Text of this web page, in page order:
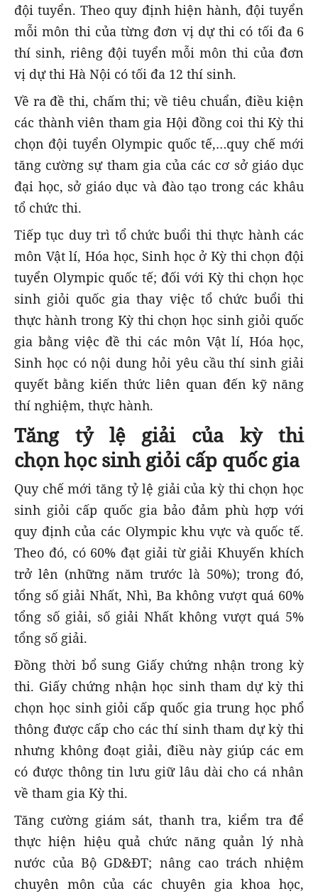
đội tuyển. Theo quy định hiện hành, đội tuyển
mỗi môn thi của từng đơn vị dự thi có tối đa 6
thí sinh, riêng đội tuyển mỗi môn thi của đơn
vị dự thi Hà Nội có tối đa 12 thí sinh.
Về ra đề thi, chấm thi; về tiêu chuẩn, điều kiện
các thành viên tham gia Hội đồng coi thi Kỳ thi
chọn đội tuyển Olympic quốc tế,…quy chế mới
tăng cường sự tham gia của các cơ sở giáo dục
đại học, sở giáo dục và đào tạo trong các khâu
tổ chức thi.
Tiếp tục duy trì tổ chức buổi thi thực hành các
môn Vật lí, Hóa học, Sinh học ở Kỳ thi chọn đội
tuyển Olympic quốc tế; đối với Kỳ thi chọn học
sinh giỏi quốc gia thay việc tổ chức buổi thi
thực hành trong Kỳ thi chọn học sinh giỏi quốc
gia bằng việc đề thi các môn Vật lí, Hóa học,
Sinh học có nội dung hỏi yêu cầu thí sinh giải
quyết bằng kiến thức liên quan đến kỹ năng
thí nghiệm, thực hành.
Tăng tỷ lệ giải của kỳ thi
chọn học sinh giỏi cấp quốc gia
Quy chế mới tăng tỷ lệ giải của kỳ thi chọn học
sinh giỏi cấp quốc gia bảo đảm phù hợp với
quy định của các Olympic khu vực và quốc tế.
Theo đó, có 60% đạt giải từ giải Khuyến khích
trở lên (những năm trước là 50%); trong đó,
tổng số giải Nhất, Nhì, Ba không vượt quá 60%
tổng số giải, số giải Nhất không vượt quá 5%
tổng số giải.
Đồng thời bổ sung Giấy chứng nhận trong kỳ
thi. Giấy chứng nhận học sinh tham dự kỳ thi
chọn học sinh giỏi cấp quốc gia trung học phổ
thông được cấp cho các thí sinh tham dự kỳ thi
nhưng không đoạt giải, điều này giúp các em
có được thông tin lưu giữ lâu dài cho cá nhân
về tham gia Kỳ thi.
Tăng cường giám sát, thanh tra, kiểm tra để
thực hiện hiệu quả chức năng quản lý nhà
nước của Bộ GD&ĐT; nâng cao trách nhiệm
chuyên môn của các chuyên gia khoa học,